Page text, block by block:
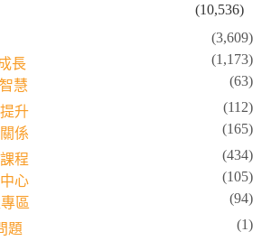
(10,536)
(3,609)
長
(1,173)
慧
(63)
升
(112)
係
(165)
程
(434)
心
(105)
區
(94)
題
(1)